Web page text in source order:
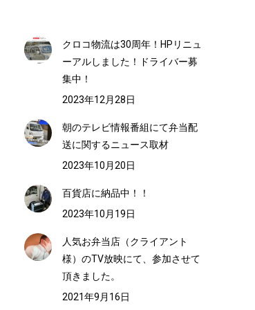
クロコ物流は30周年！HPリニュ
ーアルしました！ドライバー募
集中！
2023年12月28日
朝のテレビ情報番組にて弁当配
送に関するニュース取材
2023年10月20日
百貨店に納品中！！
2023年10月19日
人気お弁当店（クライアント
様）のTV放映にて、参加させて
頂きました。
2021年9月16日